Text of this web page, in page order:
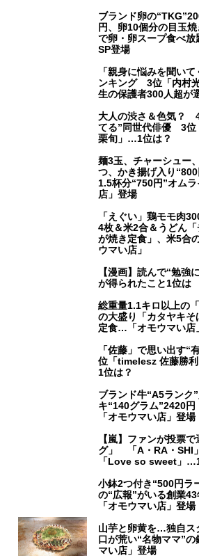
ブランド卵の
円、卵10個分の目玉
で卵・卵スープ食べ
SP登場
「親身に悩みを聞い
ンキング 3位「内村
生の保護者300人超が
大人の渋さ＆色気？
てる”同世代俳優 3位
栗旬」…1位は？
麺3玉、チャーシュー
つ、かき揚げ入り
1.5杯分“750円”オム
店」登場
「えぐい」鶏モモ肉
4枚＆米2合＆うどん
が焼き定食」、米5合
ウマい店」
【漫画】読んで“勉
が得られたこと1位は
総重量1.1キロ以上の
の大盛り「カタヤキ
定食…「オモウマい店
「佐藤」で思い出す
位「timelesz 佐藤勝
1位は？
ブランド牛“A5ランク
キ“140グラム”2420
「オモウマい店」登場
【嵐】ファンが投票
グ」 「A・RA・SHI
「Love so sweet」
小鉢2つ付き“500円
の“広報”がいる創業
「オモウマい店」登場
山芋と卵黄を…独自
口が荒い“名物ママ”
マい店」登場